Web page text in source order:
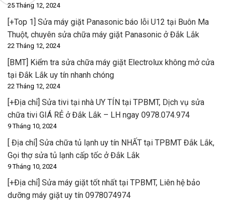
25 Tháng 12, 2024
[+Top 1] Sửa máy giặt Panasonic báo lỗi U12 tại Buôn Ma
Thuột, chuyên sửa chữa máy giặt Panasonic ở Đắk Lắk
22 Tháng 12, 2024
[BMT] Kiểm tra sửa chữa máy giặt Electrolux không mở cửa
tại Đắk Lắk uy tín nhanh chóng
22 Tháng 12, 2024
[+Địa chỉ] Sửa tivi tại nhà UY TÍN tại TPBMT, Dịch vụ sửa
chữa tivi GIÁ RẺ ở Đắk Lắk – LH ngay 0978.074.974
9 Tháng 10, 2024
[ Địa chỉ] Sửa chữa tủ lạnh uy tín NHẤT tại TPBMT Đắk Lắk,
Gọi thợ sửa tủ lạnh cấp tốc ở Đắk Lắk
9 Tháng 10, 2024
[+Địa chỉ] Sửa máy giặt tốt nhất tại TPBMT, Liên hệ bảo
dưỡng máy giặt uy tín 0978074974